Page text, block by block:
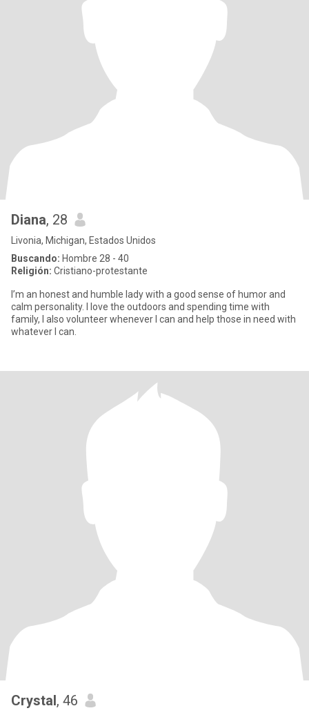
Diana, 28
Livonia, Michigan, Estados Unidos
Buscando: Hombre 28 - 40
Religión: Cristiano-protestante
I’m an honest and humble lady with a good sense of humor and
calm personality. I love the outdoors and spending time with
family, I also volunteer whenever I can and help those in need with
whatever I can.
Crystal, 46